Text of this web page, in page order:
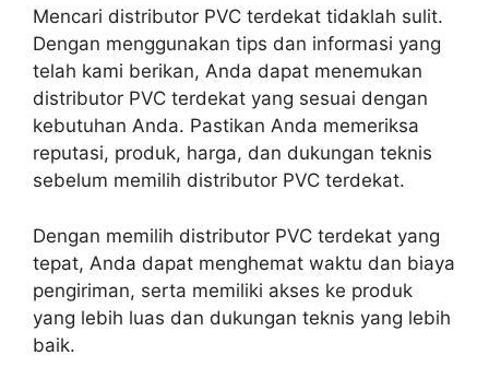
Mencari distributor PVC terdekat tidaklah sulit.
Dengan menggunakan tips dan informasi yang
telah kami berikan, Anda dapat menemukan
distributor PVC terdekat yang sesuai dengan
kebutuhan Anda. Pastikan Anda memeriksa
reputasi, produk, harga, dan dukungan teknis
sebelum memilih distributor PVC terdekat.
Dengan memilih distributor PVC terdekat yang
tepat, Anda dapat menghemat waktu dan biaya
pengiriman, serta memiliki akses ke produk
yang lebih luas dan dukungan teknis yang lebih
baik.